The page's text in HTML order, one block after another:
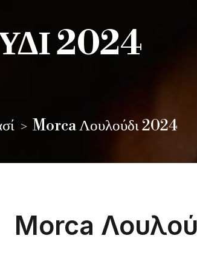
2024
Morca Λουλούδι 2024
Morca